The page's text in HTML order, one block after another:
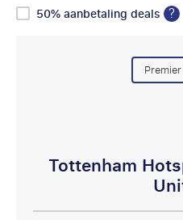
50% aanbetaling deals ?
Tottenham